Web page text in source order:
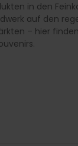
in den
auf den
– hier